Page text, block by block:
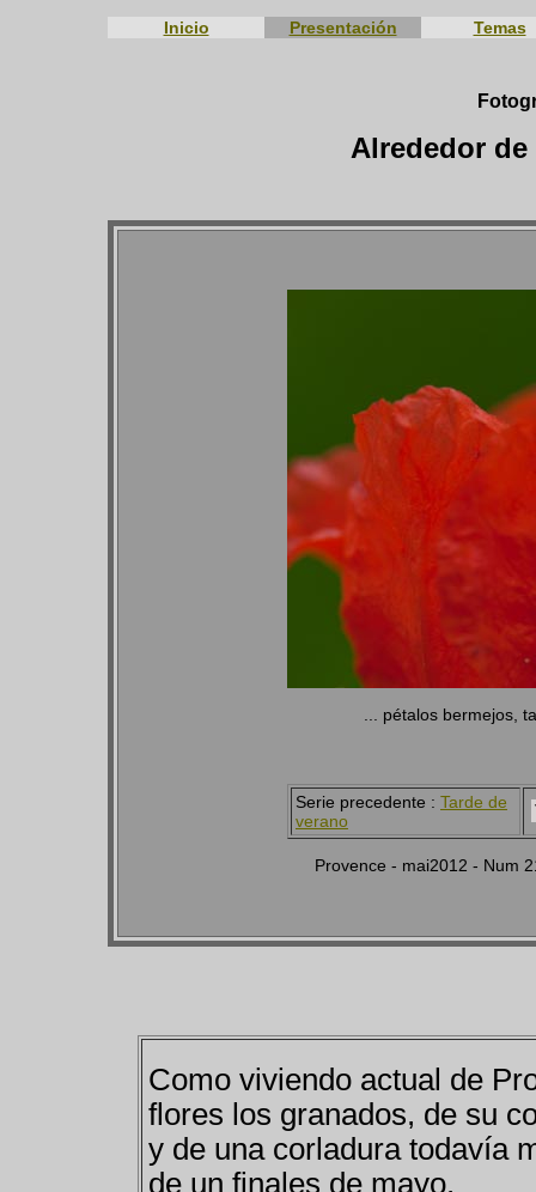
Inicio Presentación Temas
Alrededor
... pétalos bermejos,
Serie precedente : Tarde de
verano
Provence - mai2012 - Num
Como viviendo actual de
flores los granados, de su
y de una corladura todavía
de un finales de mayo.